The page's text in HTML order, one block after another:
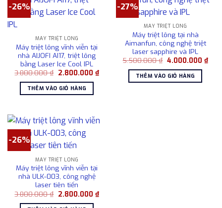
-26%
MÁY TRIỆT LÔNG
Máy triệt lông vĩnh viễn tại
nhà AIJOFI AI17, triệt lông
bằng Laser Ice Cool IPL
3.800.000₫ Giá
là:
3.800.000 ₫.
2.800.000 ₫Giá
THÊM VÀO GIỎ HÀNG
-27%
MÁY TRIỆT LÔNG
Máy triệt lông tại nhà
Aimanfun, công nghệ triệt
laser sapphire và IPL
5.500.000₫ Giá
là:
5.500.000 ₫.
4.000.000 ₫Giá
THÊM VÀO GIỎ HÀNG
-26%
MÁY TRIỆT LÔNG
Máy triệt lông vĩnh viễn tại
nhà ULK-003, công nghệ
laser tiên tiến
3.800.000₫ Giá
2.800.000 ₫Giá
hiện